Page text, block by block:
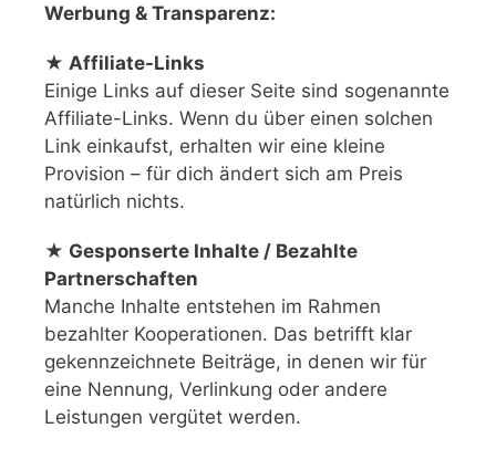
Werbung & Transparenz:
★ Affiliate-Links
Einige Links auf dieser Seite sind sogenannte
Affiliate-Links. Wenn du über einen solchen
Link einkaufst, erhalten wir eine kleine
Provision – für dich ändert sich am Preis
natürlich nichts.
★ Gesponserte Inhalte / Bezahlte
Partnerschaften
Manche Inhalte entstehen im Rahmen
bezahlter Kooperationen. Das betrifft klar
gekennzeichnete Beiträge, in denen wir für
eine Nennung, Verlinkung oder andere
Leistungen vergütet werden.